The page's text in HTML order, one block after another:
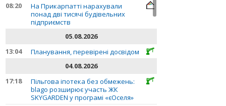
08:20
На Прикарпатті нарахували
понад дві тисячі будівельних
підприємств
05.08.2026
13:04
Планування, перевірені досвідом
04.08.2026
17:18
Пільгова іпотека без обмежень:
blago розширює участь ЖК
SKYGARDEN у програмі «єОселя»